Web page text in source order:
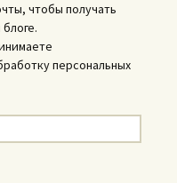
чтобы получать
персональных